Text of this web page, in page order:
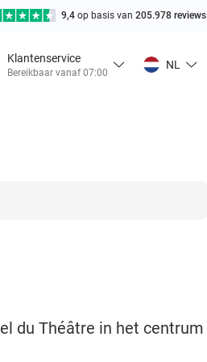
9,4 op basis van 205.978 reviews
Klantenservice
Bereikbaar vanaf 07:00
NL
du Théâtre in het centrum